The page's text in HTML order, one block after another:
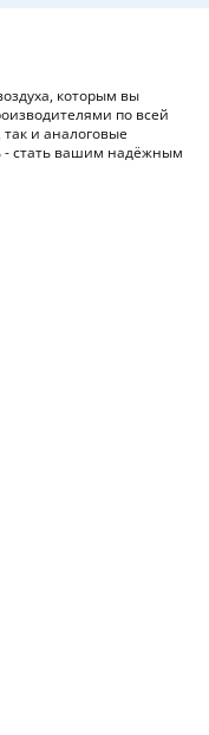
которым вы
по всей
и аналоговые
стать вашим надёжным